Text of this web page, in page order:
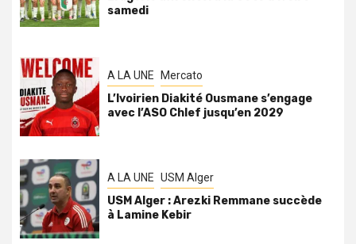
samedi
A LA UNE Mercato
L’Ivoirien Diakité Ousmane s’engage
avec l’ASO Chlef jusqu’en 2029
A LA UNE USM Alger
USM Alger : Arezki Remmane succède
à Lamine Kebir